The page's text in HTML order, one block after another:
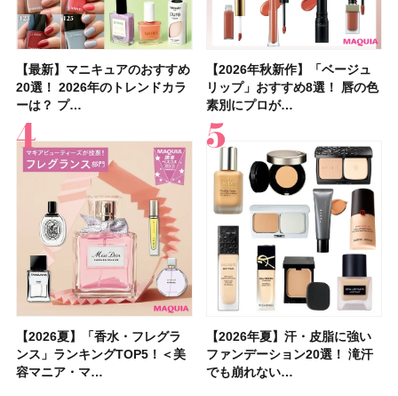
【最新】マニキュアのおすすめ
20選！ 2026年のトレンドカラ
ーは？ プ…
【2026年秋新作】「ベージュ
リップ」おすすめ8選！ 唇の色
素別にプロが…
【2026夏】「香水・フレグラ
ンス」ランキングTOP5！＜美
容マニア・マ…
【2026年夏】汗・皮脂に強い
ファンデーション20選！ 滝汗
でも崩れない…
【2026年夏】汗に強い日焼け
止めのおすすめ13選！ 汗で塗
膜が強化され…
【石井美保さん】おすすめの
「ブライトニング」11選！ ス
キンケアからサプ…
【クリスマスコフレ2026】ク
リニークのホリデーコフレを一
挙紹介！ 人気…
【コスメデコルテ】ブランド最
高峰ラインから新作エイジング
ケアクリーム「A…
【最新】マニキュアのおすすめ
20選！ 2026年のトレンドカラ
ーは？ プ…
【2026年秋新作】「ベージュ
リップ」おすすめ8選！ 唇の色
素別にプロが…
【2026年夏】汗・皮脂に強い
ファンデーション20選！ 滝汗
でも崩れない…
【崩れないフェイスパウダーの
塗り方】ブラシ？パフ？ 肌質
別メイクHOW …
【デパコスのネイルオイル10
選】プレゼントにおすすめ！ケ
ア効果、ビジュ、…
【2026年】ボディ用日焼け止
めUVのおすすめ20選！ この夏
注目の人気…
【2026夏】「リップケア」ラ
ンキングTOP5！＜美容マニア
集団・マキア…
【クリスマスコフレ2026】
BAUM（バウム）が誘う静寂の
香りの世界へ。…
【石井美保さんのおすすめお菓
子＆お茶10選】手土産にもぴっ
たり
【板野友美さんの美活】「最
近、下の歯の矯正を再開したん
です」オーラルケア…
【2026夏】「インナーケア・
サプリ」ランキングTOP5！＜
美容マニア集…
【おすすめダイエットサプリ８
選】食べすぎた日をサポート！
選び方＆糖質・脂…
【2026年夏】おすすめの髪型
36選！ショート・ボブ・ミディ
アム・ロング…
【2026年夏】小顔に見えるボ
ブの髪型37選！ レイヤー・切
りっぱなしな…
【最新】髪のうねり・広がり・
くせ毛におすすめのシャンプー
17選
【2026年】最新トレンド「ボ
ブ」13種類を徹底解説！ 定番
＆人気の髪型…
【読者プレゼント】羽の見えな
いハンディファン
「baramood」を3名様…
【2026年8月の一粒万倍日】お
すすめの開運コスメ＆美容アイ
テム10選！
【フォロー＆いいねで当たる】
中国割烹旅館 掬水亭の宿泊券
を1組2名様にプ…
【無印良品】スキンケア×衣料
素材の最強タッグで実現！ 着
るだけで保湿でき…
【セザンヌ】8/7新色追加！
「ウォータリーティントリップ
」10モモピュ…
【限定】&be「リップカラーデ
ュオ 01 ピンクベージュ」レビ
ュー｜落ち…
【全色レビュー】ケイト メロ
ウブラウンアイズ限定色追加！
イエベ・ブルベ別…
【スック2026新作】秋コレク
ションを全品スウォッチ&イエ
ベブルベ分け！